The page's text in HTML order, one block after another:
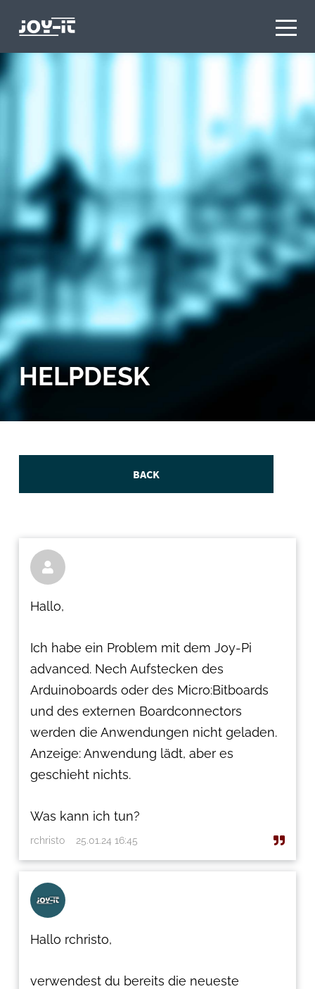
HELPDESK
BACK

Hallo,
Ich habe ein Problem mit dem Joy-Pi
advanced. Nech Aufstecken des
Arduinoboards oder des Micro:Bitboards
und des externen Boardconnectors
werden die Anwendungen nicht geladen.
Anzeige: Anwendung lädt, aber es
geschieht nichts.
Was kann ich tun?
rchristo 25.01.24 16:45
Hallo rchristo,
verwendest du bereits die neueste